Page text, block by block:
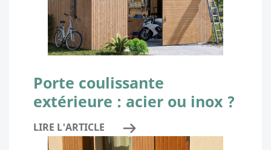
Porte coulissante
extérieure : acier ou inox ?
LIRE L'ARTICLE